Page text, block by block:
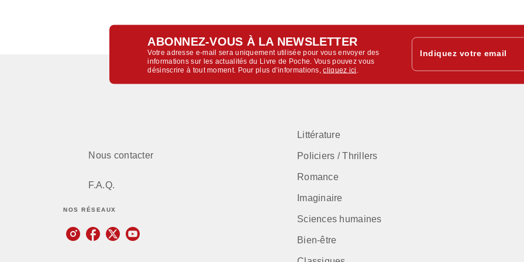
ABONNEZ-VOUS À LA NEWSLETTER
Votre adresse e-mail sera uniquement utilisée pour vous envoyer des
informations sur les actualités du Livre de Poche. Vous pouvez vous
désinscrire à tout moment. Pour plus d’informations,cliquez ici
Indiquez votre email
Nous contacter
F.A.Q.
NOS RÉSEAUX
Littérature
Policiers / Thrillers
Romance
Imaginaire
Sciences humaines
Bien-être